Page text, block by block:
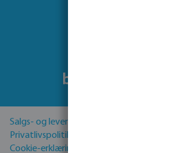
Salgs- og leveringsbetingelser
Privatlivspolitik
Cookie-erklæring